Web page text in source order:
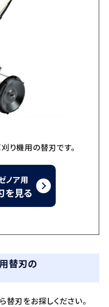
り機用の替刃です。
ノア用
を見る
替刃の
替刃をお探しください。